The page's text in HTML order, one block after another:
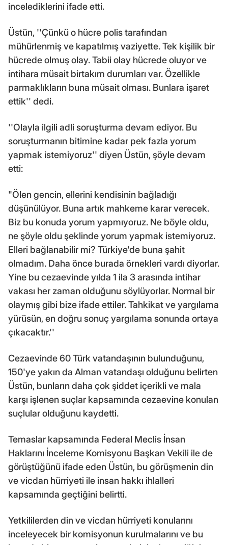
incelediklerini ifade etti.
Üstün, ''Çünkü o hücre polis tarafından
mühürlenmiş ve kapatılmış vaziyette. Tek kişilik bir
hücrede olmuş olay. Tabii olay hücrede oluyor ve
intihara müsait birtakım durumları var. Özellikle
parmaklıkların buna müsait olması. Bunlara işaret
ettik'' dedi.
''Olayla ilgili adli soruşturma devam ediyor. Bu
soruşturmanın bitimine kadar pek fazla yorum
yapmak istemiyoruz'' diyen Üstün, şöyle devam
etti:
"Ölen gencin, ellerini kendisinin bağladığı
düşünülüyor. Buna artık mahkeme karar verecek.
Biz bu konuda yorum yapmıyoruz. Ne böyle oldu,
ne şöyle oldu şeklinde yorum yapmak istemiyoruz.
Elleri bağlanabilir mi? Türkiye'de buna şahit
olmadım. Daha önce burada örnekleri vardı diyorlar.
Yine bu cezaevinde yılda 1 ila 3 arasında intihar
vakası her zaman olduğunu söylüyorlar. Normal bir
olaymış gibi bize ifade ettiler. Tahkikat ve yargılama
yürüsün, en doğru sonuç yargılama sonunda ortaya
çıkacaktır.''
Cezaevinde 60 Türk vatandaşının bulunduğunu,
150'ye yakın da Alman vatandaşı olduğunu belirten
Üstün, bunların daha çok şiddet içerikli ve mala
karşı işlenen suçlar kapsamında cezaevine konulan
suçlular olduğunu kaydetti.
Temaslar kapsamında Federal Meclis İnsan
Haklarını İnceleme Komisyonu Başkan Vekili ile de
görüştüğünü ifade eden Üstün, bu görüşmenin din
ve vicdan hürriyeti ile insan hakkı ihlalleri
kapsamında geçtiğini belirtti.
Yetkililerden din ve vicdan hürriyeti konularını
inceleyecek bir komisyonun kurulmalarını ve bu